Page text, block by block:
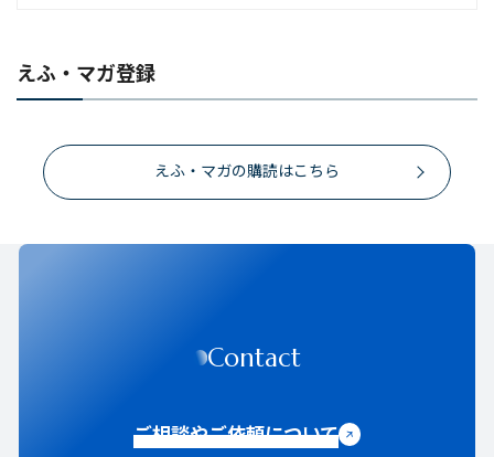
えふ・マガ登録
えふ・マガの購読はこちら
Contact
ご相談やご依頼について